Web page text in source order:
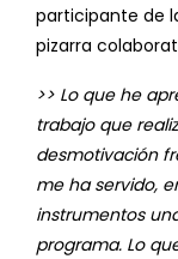
participante de
pizarra
>> Lo que he
trabajo que
desmotivación
me ha servido,
instrumentos
programa. Lo